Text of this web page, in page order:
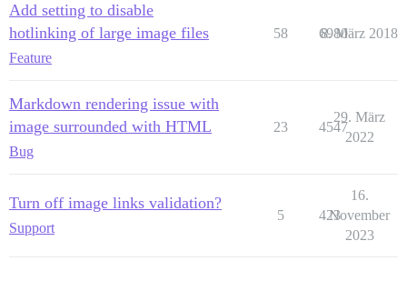
Add setting to disable
hotlinking of large image files
Feature
58 6980
8. März 2018
Markdown rendering issue with
image surrounded with HTML
Bug
23 4547
29. März
2022
Turn off image links validation?
Support
5 423
16.
November
2023